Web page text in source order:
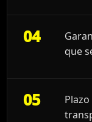
04
que
05